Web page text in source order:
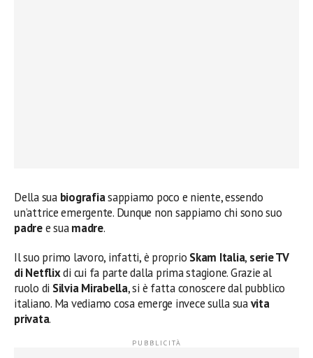
Della sua biografiasappiamo poco e niente, essendo
un’attrice emergente. Dunque non sappiamo chi sono suo
padree suamadre.
Il suo primo lavoro, infatti, è proprio Skam Italia, serie TV
di Netflixdi cui fa parte dalla prima stagione. Grazie al
ruolo di Silvia Mirabella, si è fatta conoscere dal pubblico
italiano. Ma vediamo cosa emerge invece sulla suavita
privata.